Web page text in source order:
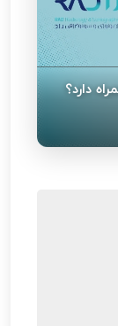
دارد؟